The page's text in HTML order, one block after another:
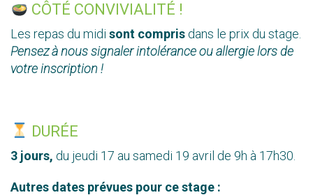
CÔTÉ CONVIVIALITÉ !
Les repas du midi sont compris dans le prix du stage.
Pensez à nous signaler intolérance ou allergie lors de
votre inscription !
DURÉE
3 jours, du jeudi 17 au samedi 19 avril de 9h à 17h30.
Autres dates prévues pour ce stage :